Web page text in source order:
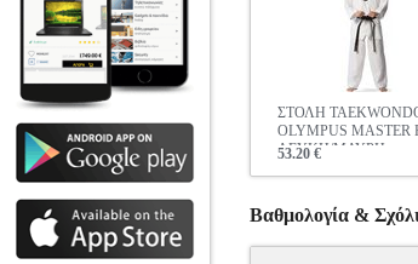
ΣΤΟΛΗ
OLYMPUS MASTER
ΛΕΥΚΗ/ΜΑΥΡΗ
53.20 €
Βαθμολογία &